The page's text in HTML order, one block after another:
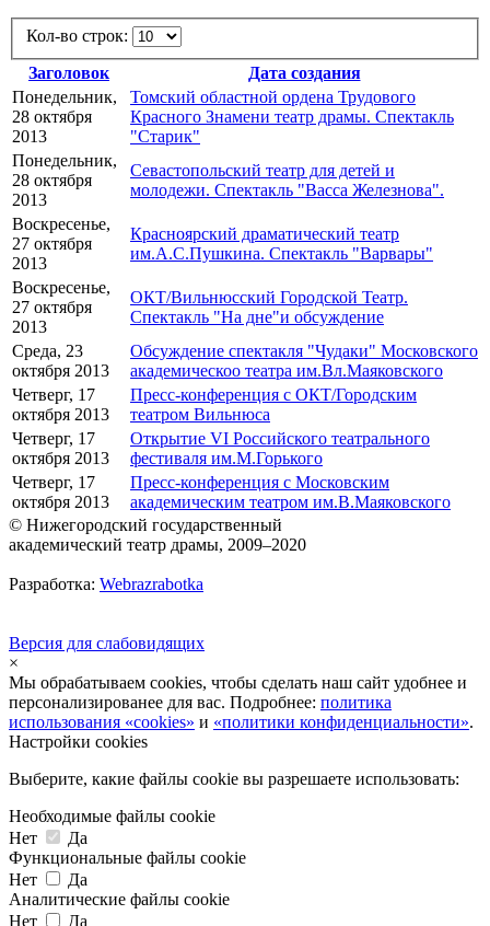
Кол-во строк:
Заголовок
Дата создания
Понедельник,
28 октября
2013
Томский областной ордена Трудового
Красного Знамени театр драмы. Спектакль
"Старик"
Понедельник,
28 октября
2013
Севастопольский театр для детей и
молодежи. Спектакль "Васса Железнова".
Воскресенье,
27 октября
2013
Красноярский драматический театр
им.А.С.Пушкина. Спектакль "Варвары"
Воскресенье,
27 октября
2013
ОКТ/Вильнюсский Городской Театр.
Спектакль "На дне"и обсуждение
Среда, 23
октября 2013
Обсуждение спектакля "Чудаки" Московского
академическоо театра им.Вл.Маяковского
Четверг, 17
октября 2013
Пресс-конференция с ОКТ/Городским
театром Вильнюса
Четверг, 17
октября 2013
Открытие VI Российского театрального
фестиваля им.М.Горького
Четверг, 17
октября 2013
Пресс-конференция с Московским
академическим театром им.В.Маяковского
© Нижегородский государственный
академический театр драмы, 2009–2020
Разработка: Webrazrabotka
Версия для слабовидящих
×
Мы обрабатываем cookies, чтобы сделать наш сайт удобнее и
персонализированее для вас. Подробнее: политика
использования «cookies» и «политики конфиденциальности».
Настройки cookies
Выберите, какие файлы cookie вы разрешаете использовать:
Необходимые файлы cookie
Нет
Да
Функциональные файлы cookie
Нет
Да
Аналитические файлы cookie
Нет
Да